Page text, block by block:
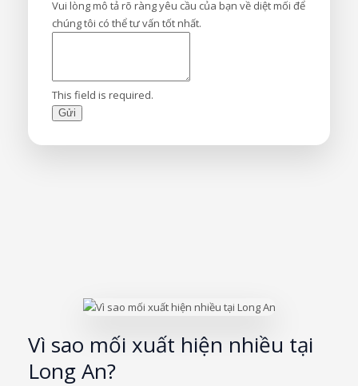
Vui lòng mô tả rõ ràng yêu cầu của bạn về diệt mối để
chúng tôi có thể tư vấn tốt nhất.
This field is required.
Gửi
Vì sao mối xuất hiện nhiều tại
Long An?